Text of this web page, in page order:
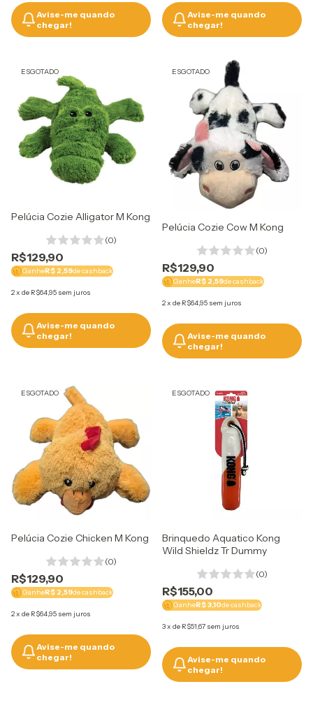
Avise-me quando
chegar!
Avise-me quando
chegar!
ESGOTADO
Pelúcia Cozie Alligator M Kong
(0)
R$129,90
GanheR$ 2,59de cashback
2x de R$64,95 sem juros
Avise-me quando
chegar!
ESGOTADO
Pelúcia Cozie Cow M Kong
(0)
R$129,90
GanheR$ 2,59de cashback
2x de R$64,95 sem juros
Avise-me quando
chegar!
ESGOTADO
Pelúcia Cozie Chicken M Kong
(0)
R$129,90
GanheR$ 2,59de cashback
2x de R$64,95 sem juros
Avise-me quando
chegar!
ESGOTADO
Brinquedo Aquatico Kong
Wild Shieldz Tr Dummy
(0)
R$155,00
GanheR$ 3,10de cashback
3x de R$51,67 sem juros
Avise-me quando
chegar!